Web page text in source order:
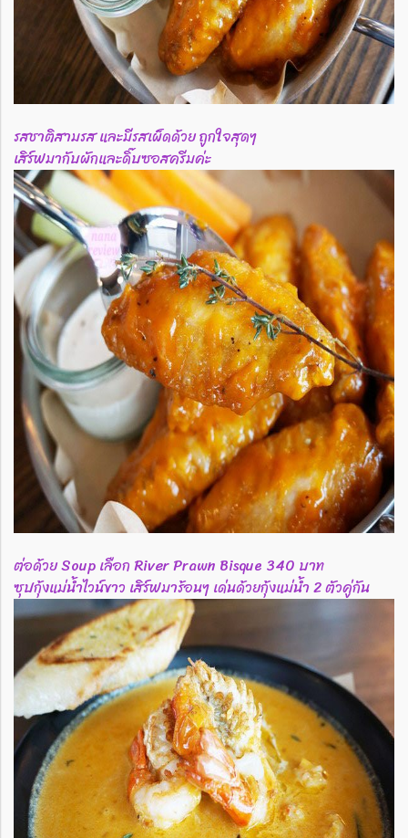
รสชาติสามรส และมีรสเผ็ดด้วย ถูกใจสุดๆ
เสิร์ฟมากับผักและดิ๊บซอสครีมค่ะ
ต่อด้วย Soup เลือก River Prawn Bisque 340 บาท
ซุปกุ้งแม่น้ำไวน์ขาว เสิร์ฟมาร้อนๆ เด่นด้วยกุ้งแม่น้ำ 2 ตัวคู่กัน